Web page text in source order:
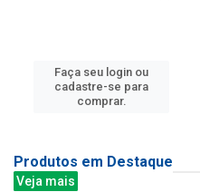
Faça seu login ou
cadastre-se para
comprar.
Produtos em Destaque
Veja mais